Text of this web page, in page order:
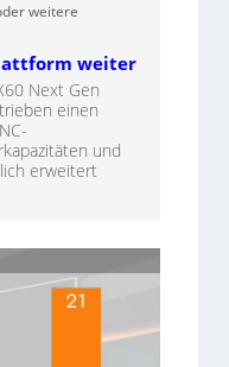
weitere
weiter
Next Gen
einen
und
erweitert